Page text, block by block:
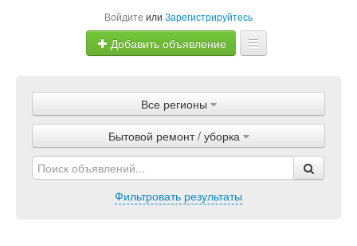
Войдите или Зарегистрируйтесь
Добавить объявление
Объявления
Магазины
Услуги
Все регионы
Бытовой ремонт / уборка
Фильтровать результаты